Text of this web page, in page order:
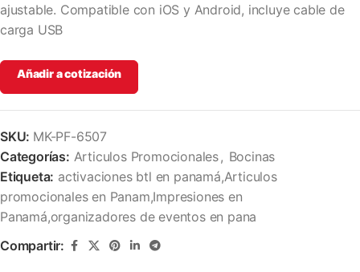
ajustable. Compatible con iOS y Android, incluye cable de
carga USB
Añadir a cotización
SKU: MK-PF-6507
Categorías: Articulos Promocionales, Bocinas
Etiqueta: activaciones btl en panamá,Articulos
promocionales en Panam,Impresiones en
Panamá,organizadores de eventos en pana
Compartir: